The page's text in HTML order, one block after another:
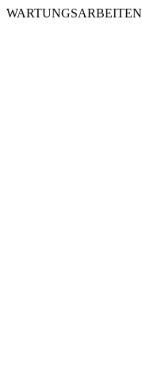
WARTUNGSARBEITEN